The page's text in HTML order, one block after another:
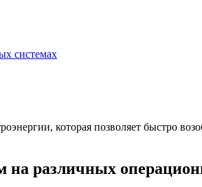
системах
которая позволяет быстро
различных